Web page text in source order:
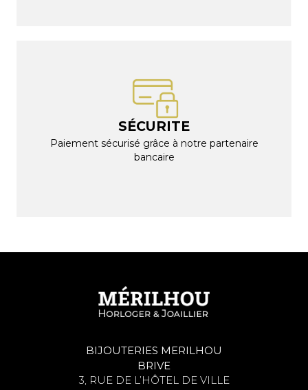
SÉCURITE
Paiement sécurisé grâce à notre partenaire
bancaire
BIJOUTERIES MERILHOU
BRIVE
3, RUE DE L’HÔTEL DE VILLE